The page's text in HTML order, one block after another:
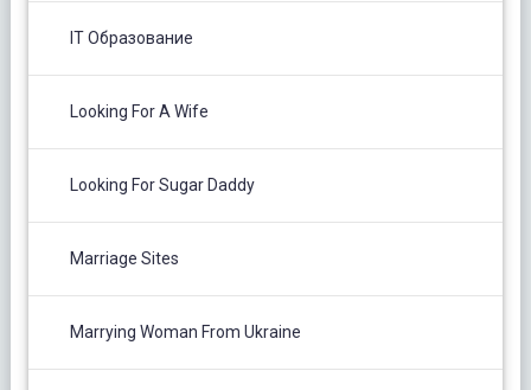
IT Образование
Looking For A Wife
Looking For Sugar Daddy
Marriage Sites
Marrying Woman From Ukraine